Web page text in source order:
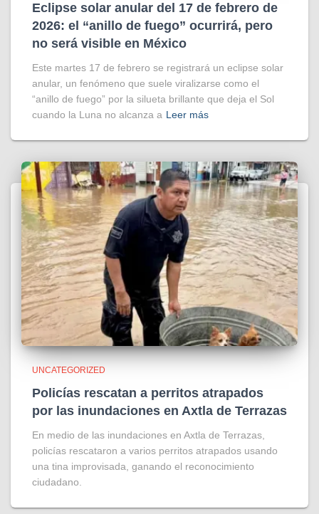
Eclipse solar anular del 17 de febrero de
2026: el “anillo de fuego” ocurrirá, pero
no será visible en México
Este martes 17 de febrero se registrará un eclipse solar
anular, un fenómeno que suele viralizarse como el
“anillo de fuego” por la silueta brillante que deja el Sol
cuando la Luna no alcanza a Leer más
UNCATEGORIZED
Policías rescatan a perritos atrapados
por las inundaciones en Axtla de Terrazas
En medio de las inundaciones en Axtla de Terrazas,
policías rescataron a varios perritos atrapados usando
una tina improvisada, ganando el reconocimiento
ciudadano.